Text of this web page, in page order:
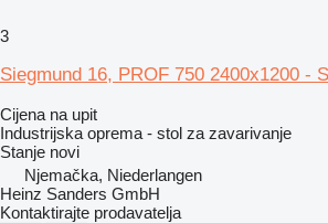
3
Siegmund 16, PROF 750 2400x1200 -
Cijena na upit
Industrijska oprema - stol za zavarivanje
Stanje novi
Njemačka, Niederlangen
Heinz Sanders GmbH
Kontaktirajte prodavatelja